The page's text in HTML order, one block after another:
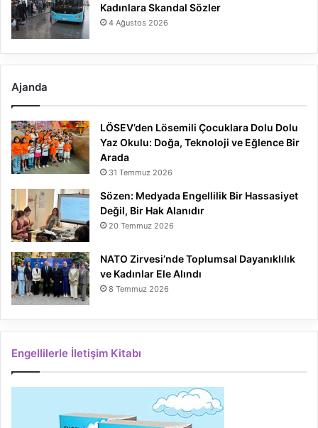
Kadınlara Skandal Sözler
4 Ağustos 2026
Ajanda
LÖSEV’den Lösemili Çocuklara Dolu Dolu
Yaz Okulu: Doğa, Teknoloji ve Eğlence Bir
Arada
31 Temmuz 2026
Sözen: Medyada Engellilik Bir Hassasiyet
Değil, Bir Hak Alanıdır
20 Temmuz 2026
NATO Zirvesi’nde Toplumsal Dayanıklılık
ve Kadınlar Ele Alındı
8 Temmuz 2026
Engellilerle İletişim Kitabı